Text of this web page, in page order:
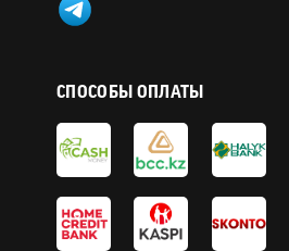
СПОСОБЫ ОПЛАТЫ